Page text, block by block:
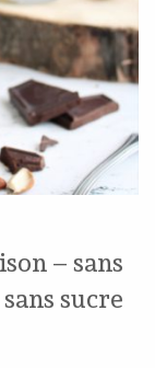
– sans
sucre